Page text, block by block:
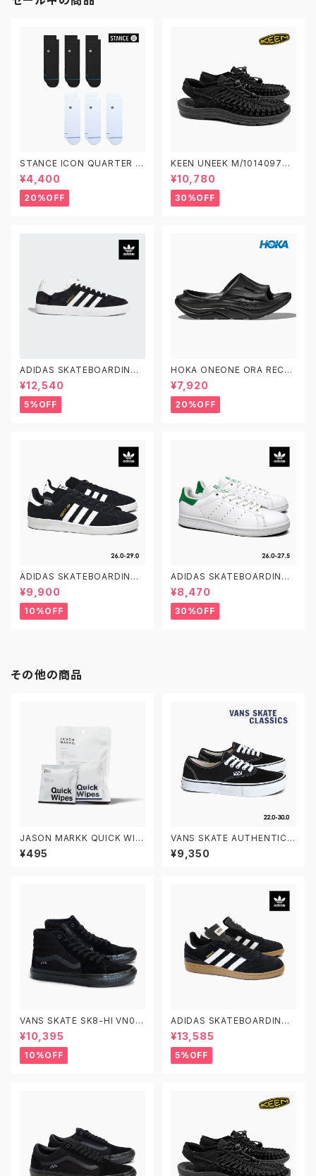
STANCE ICON QUARTER 3
PACK A356A21IQP スタンス
アイコン クオーター 3足セット
ソックス 靴下
¥4,400
20%OFF
KEEN UNEEK M/1014097
W/1014099 キーン ユニーク
¥10,780
30%OFF
ADIDAS SKATEBOARDING
GAZELLE ADV FX6563 23.0
-29.0 アディダス スケートボー
ディング ガゼルADV スエード
黒白
¥12,540
5%OFF
HOKA ONEONE ORA RECO
VERY SLIDE 3 ホカオネオネ
オラ リカバリー スライド 3 109
9675 BDGGR メンズ リカバリ
ーサンダル
¥7,920
20%OFF
ADIDAS SKATEBOARDING
CAMPUS ADV B22716 26.0
-29.0 アディダス スケートボー
ディング キャンパスADV
¥9,900
10%OFF
ADIDAS SKATEBOARDING
STAN SMITH ADV GX9753
26.0-27.5 アディダス スケート
ボーディング スタンスミスADV
スケシュー
¥8,470
30%OFF
その他の商品
JASON MARKK QUICK WIP
ES 3 PACK ジェイソンマーク
クイックワイプス 3パック スニ
¥495
VANS SKATE AUTHENTIC V
N0A5FC8Y28 22.0-30.0 ヴ
ァンズ スケートオーセンティック
¥9,350
VANS SKATE SK8-HI VN0A
5FCCBKA 26.0-29.0 ヴァン
ズ スケートスケートハイ
¥10,395
10%OFF
ADIDAS SKATEBOARDING
BUSENITZ G48060 22.0-2
9.0 アディダス スケートボーデ
ィング ブセニッツ
¥13,585
5%OFF